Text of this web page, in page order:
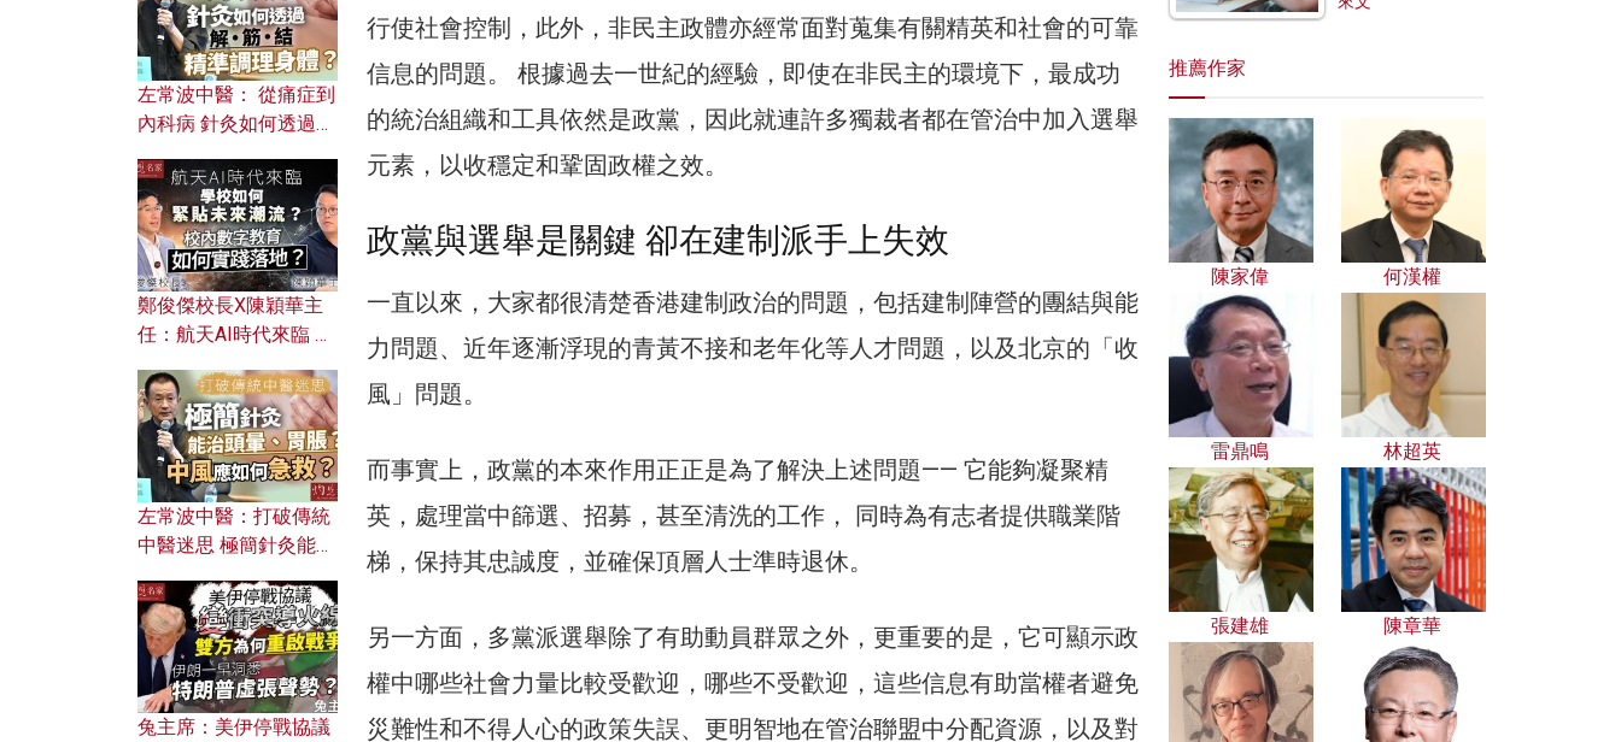
行使社會控制，此外，非民主政體亦經常面對蒐集有關精英和社會的可靠
信息的問題。 根據過去一世紀的經驗，即使在非民主的環境下，最成功
的統治組織和工具依然是政黨，因此就連許多獨裁者都在管治中加入選舉
元素，以收穩定和鞏固政權之效。
政黨與選舉是關鍵 卻在建制派手上失效
一直以來，大家都很清楚香港建制政治的問題，包括建制陣營的團結與能
力問題、近年逐漸浮現的青黃不接和老年化等人才問題，以及北京的「收
風」問題。
而事實上，政黨的本來作用正正是為了解決上述問題—— 它能夠凝聚精
英，處理當中篩選、招募，甚至清洗的工作， 同時為有志者提供職業階
梯，保持其忠誠度，並確保頂層人士準時退休。
另一方面，多黨派選舉除了有助動員群眾之外，更重要的是，它可顯示政
權中哪些社會力量比較受歡迎，哪些不受歡迎，這些信息有助當權者避免
災難性和不得人心的政策失誤、更明智地在管治聯盟中分配資源，以及對
左常波中醫： 從痛症到
內科病 針灸如何透過解
鄭俊傑校長X陳穎華主
任：航天AI時代來臨 學
校內數字教育如何實踐
落地？
左常波中醫：打破傳統
中醫迷思 極簡針灸能治
何急救？
兔主席：美伊停戰協議
推薦作家
陳家偉 何漢權
雷鼎鳴 林超英
張建雄 陳章華